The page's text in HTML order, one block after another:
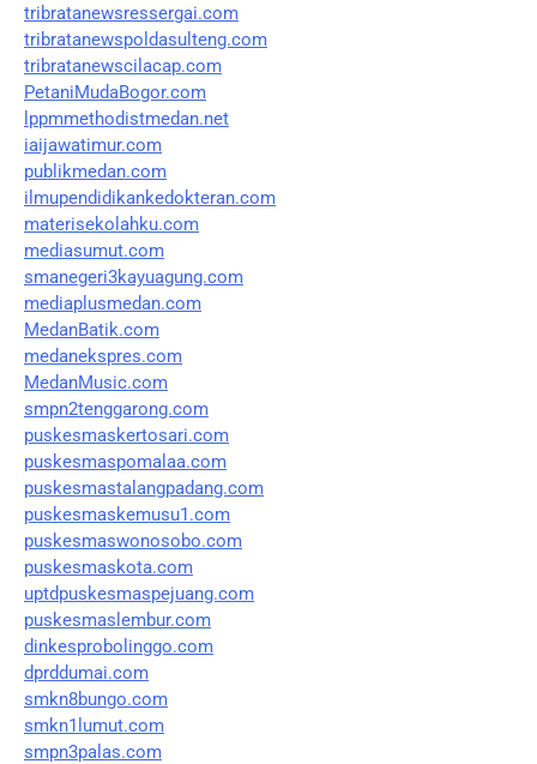
tribratanewsressergai.com
tribratanewspoldasulteng.com
tribratanewscilacap.com
PetaniMudaBogor.com
lppmmethodistmedan.net
iaijawatimur.com
publikmedan.com
ilmupendidikankedokteran.com
materisekolahku.com
mediasumut.com
smanegeri3kayuagung.com
mediaplusmedan.com
MedanBatik.com
medanekspres.com
MedanMusic.com
smpn2tenggarong.com
puskesmaskertosari.com
puskesmaspomalaa.com
puskesmastalangpadang.com
puskesmaskemusu1.com
puskesmaswonosobo.com
puskesmaskota.com
uptdpuskesmaspejuang.com
puskesmaslembur.com
dinkesprobolinggo.com
dprddumai.com
smkn8bungo.com
smkn1lumut.com
smpn3palas.com